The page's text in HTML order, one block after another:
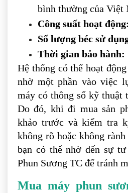
bình thường của Việt
Công suất hoạt động:
Số lượng béc sử
Thời gian bảo hành:
Hệ thống có thể hoạt
nhờ một phần vào việc
máy có thông số kỹ thuật
Do đó, khi đi mua sản
khảo trước và kiểm tra
không rõ hoặc không
bạn có thể nhờ đến sự
Phun Sương TC để tránh
Mua máy phun